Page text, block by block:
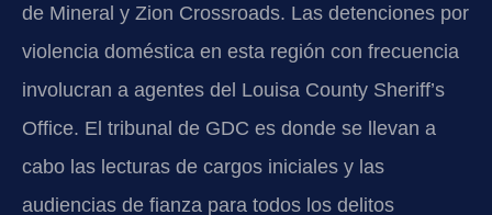
de Mineral y Zion Crossroads. Las detenciones por
violencia doméstica en esta región con frecuencia
involucran a agentes del Louisa County Sheriff’s
Office. El tribunal de GDC es donde se llevan a
cabo las lecturas de cargos iniciales y las
audiencias de fianza para todos los delitos